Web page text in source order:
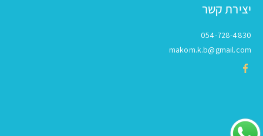
יצירת קשר
054-728-4830
makom.k.b@gmail.com